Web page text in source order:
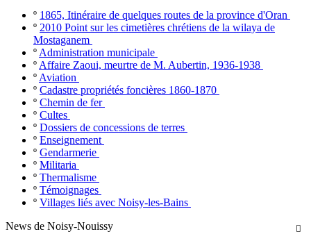
º 1865, Itinéraire de quelques routes de la province d'Oran
º 2010 Point sur les cimetières chrétiens de la wilaya de
Mostaganem
º Administration municipale
º Affaire Zaoui, meurtre de M. Aubertin, 1936-1938
º Aviation
º Cadastre propriétés foncières 1860-1870
º Chemin de fer
º Cultes
º Dossiers de concessions de terres
º Enseignement
º Gendarmerie
º Militaria
º Thermalisme
º Témoignages
º Villages liés avec Noisy-les-Bains

News de Noisy-Nouissy